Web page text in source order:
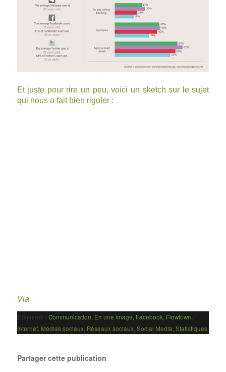
Et juste pour rire un peu, voici un sketch sur le sujet
qui nous a fait bien rigoler :
Via
Etiquettes : Communication, En une image, Facebook, Flowtown,
Internet, Médias sociaux, Réseaux sociaux, Social Media, Statistiques
Partager cette publication